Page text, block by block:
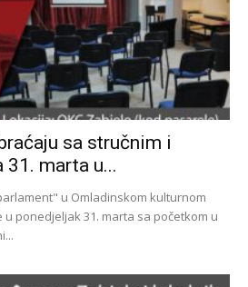
sa stručnim i
marta u...
u Omladinskom kulturnom
ponedjeljak 31. marta sa početkom u